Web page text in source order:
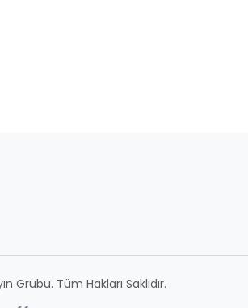
Grubu. Tüm Hakları Saklıdır.